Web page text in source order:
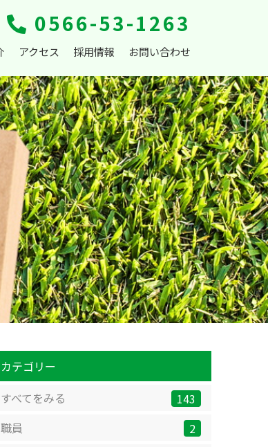
0566-53-1263
アクセス 採用情報 お問い合わせ
カテゴリー
すべてをみる
143
職員
2